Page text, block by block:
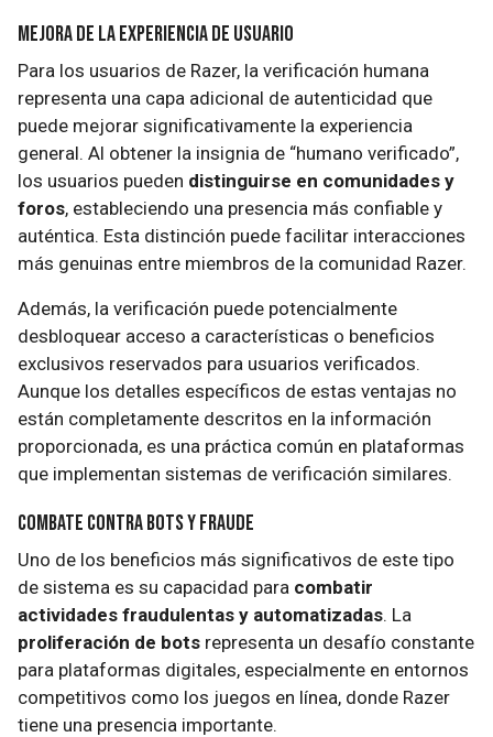
Mejora de la Experiencia de Usuario
Para los usuarios de Razer, la verificación humana
representa una capa adicional de autenticidad que
puede mejorar significativamente la experiencia
general. Al obtener la insignia de “humano verificado”,
los usuarios pueden distinguirse en comunidades y
foros, estableciendo una presencia más confiable y
auténtica. Esta distinción puede facilitar interacciones
más genuinas entre miembros de la comunidad Razer.
Además, la verificación puede potencialmente
desbloquear acceso a características o beneficios
exclusivos reservados para usuarios verificados.
Aunque los detalles específicos de estas ventajas no
están completamente descritos en la información
proporcionada, es una práctica común en plataformas
que implementan sistemas de verificación similares.
Combate Contra Bots y Fraude
Uno de los beneficios más significativos de este tipo
de sistema es su capacidad para combatir
actividades fraudulentas y automatizadas. La
proliferación de bots representa un desafío constante
para plataformas digitales, especialmente en entornos
competitivos como los juegos en línea, donde Razer
tiene una presencia importante.